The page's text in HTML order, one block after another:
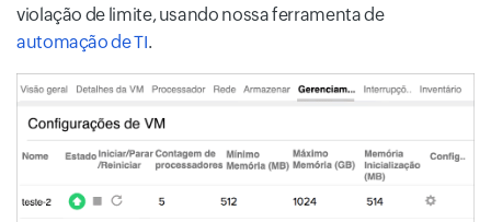
violação de limite, usando nossa ferramenta de
automação de TI.